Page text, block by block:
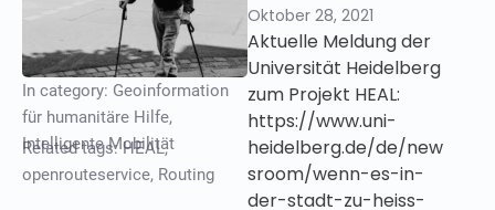
In category: Geoinformation
für humanitäre Hilfe,
Intelligente Mobilität
Related tags:HEAL,
openrouteservice, Routing
Oktober 28, 2021
Aktuelle Meldung der
Universität Heidelberg
zum Projekt HEAL:
https://www.uni-
heidelberg.de/de/new
sroom/wenn-es-in-
der-stadt-zu-heiss-